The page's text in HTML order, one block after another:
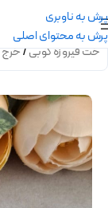
پرش به ناوبری
پرش به محتوای اصلی
فیروزه کوبی/خرج